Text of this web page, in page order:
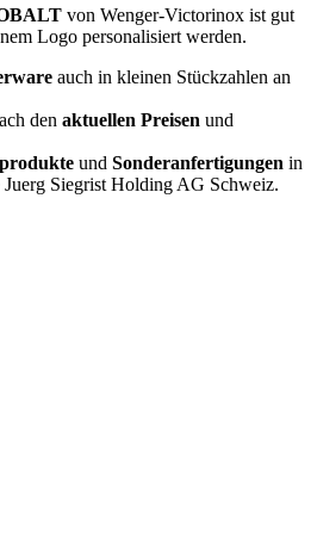
von Wenger-Victorinox ist gut
Logo personalisiert werden.
auch in kleinen Stückzahlen an
den aktuellen Preisen und
undSonderanfertigungen in
Juerg Siegrist Holding AG Schweiz.